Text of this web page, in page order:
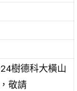
樹德科大橫山
敬請